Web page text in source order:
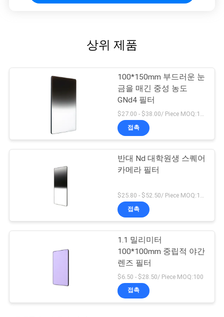
상위 제품
100*150mm 부드러운 눈
금을 매긴 중성 농도
GNd4 필터
접촉
반대 Nd 대학원생 스퀘어
카메라 필터
접촉
1.1 밀리미터
100*100mm 중립적 야간
렌즈 필터
$6.50 - $28.50/ Piece MOQ:100
접촉